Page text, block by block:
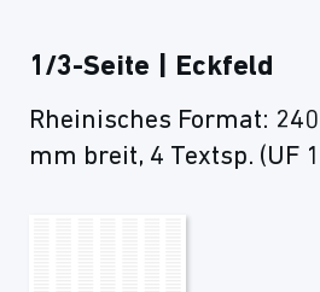
1/3-Seite | Eckfeld
Rheinisches Format:
mm breit, 4 Textsp. (UF